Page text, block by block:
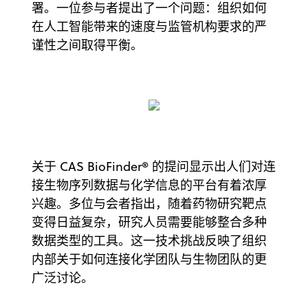
署。一位参与者提出了一个问题：组织如何
在人工智能带来的速度与监管机构要求的严
谨性之间取得平衡。
关于 CAS BioFinder® 的提问显示出人们对连
接生物序列数据与化学信息的平台有着浓厚
兴趣。多位与会者指出，随着药物研究靶点
变得日益复杂，研究人员需要能够整合多种
数据类型的工具。这一技术挑战反映了组织
内部关于如何连接化学团队与生物团队的更
广泛讨论。